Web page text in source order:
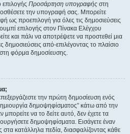
επιλογής Προσάρτηση υπογραφής στη
την υπογραφή σας. Μπορείτε
ως προεπιλογή για όλες τις δημοσιεύσεις
επιλογής στον Πίνακα Ελέγχου
και πάλι να αποτρέψετε να προστεθεί μια
από-επιλέγοντας το πλαίσιο
φόρμα δημοσίευσης.
την πρώτη δημοσίευση ενός
δημοψηφίσματος” κάτω από την
να το δείτε αυτό, δεν έχετε τα
δημοψηφίσματα. Εισάγετε έναν
στα κατάλληλα πεδία, διασφαλίζοντας κάθε